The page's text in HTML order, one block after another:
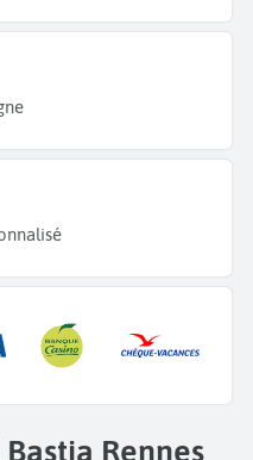
Rennes